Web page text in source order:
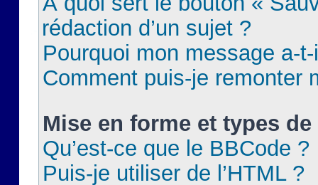
rédaction d’un sujet ?
Pourquoi mon message a-
Comment puis-je remonter
Mise en forme et types
Qu’est-ce que le BBCode ?
Puis-je utiliser de l’HTML ?